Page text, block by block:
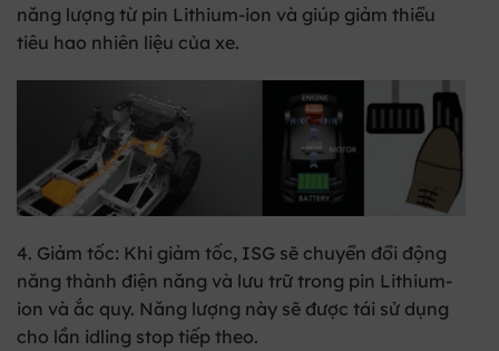
năng lượng từ pin Lithium-ion và giúp giảm thiểu
tiêu hao nhiên liệu của xe.
4. Giảm tốc: Khi giảm tốc, ISG sẽ chuyển đổi động
năng thành điện năng và lưu trữ trong pin Lithium-
ion và ắc quy. Năng lượng này sẽ được tái sử dụng
cho lần idling stop tiếp theo.